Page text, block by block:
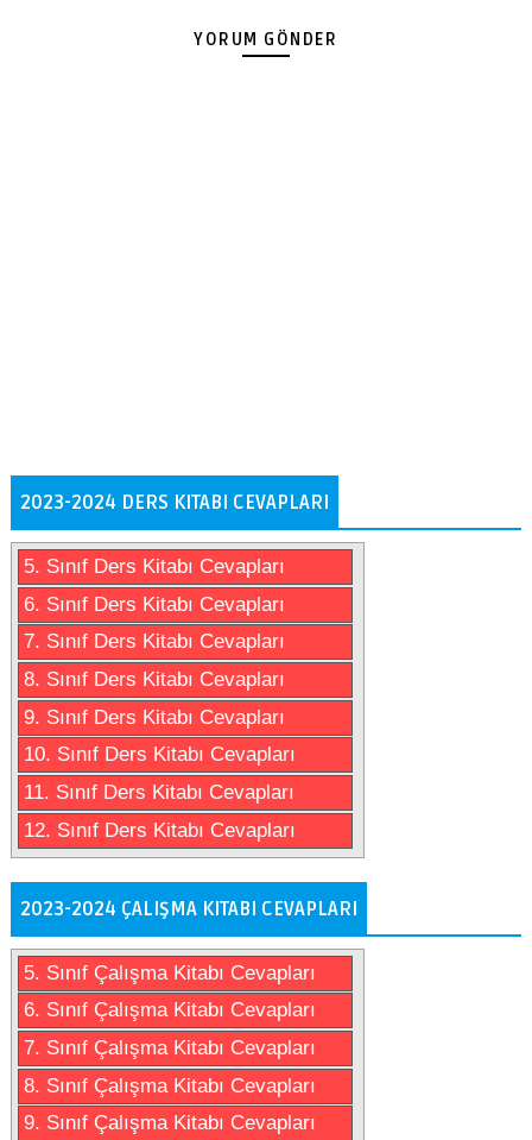
YORUM GÖNDER
2023-2024 DERS KITABI CEVAPLARI
5. Sınıf Ders Kitabı Cevapları
6. Sınıf Ders Kitabı Cevapları
7. Sınıf Ders Kitabı Cevapları
8. Sınıf Ders Kitabı Cevapları
9. Sınıf Ders Kitabı Cevapları
10. Sınıf Ders Kitabı Cevapları
11. Sınıf Ders Kitabı Cevapları
12. Sınıf Ders Kitabı Cevapları
2023-2024 ÇALIŞMA KITABI CEVAPLARI
5. Sınıf Çalışma Kitabı Cevapları
6. Sınıf Çalışma Kitabı Cevapları
7. Sınıf Çalışma Kitabı Cevapları
8. Sınıf Çalışma Kitabı Cevapları
9. Sınıf Çalışma Kitabı Cevapları